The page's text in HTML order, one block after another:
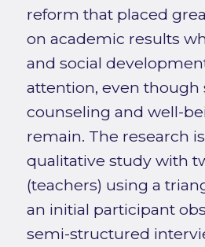
reform that placed
on academic results
and social
attention, even though
counseling and well-
remain. The research
qualitative study with
(teachers) using a
an initial participant
semi-structured